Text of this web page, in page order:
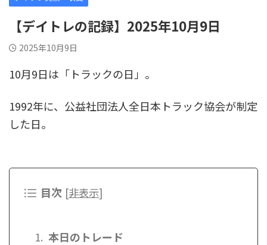
【デイトレの記録】2025年10月9日
2025年10月9日
10月9日は「トラックの日」。
1992年に、公益社団法人全日本トラック協会が制定
した日。
目次 [非表示]
本日のトレード